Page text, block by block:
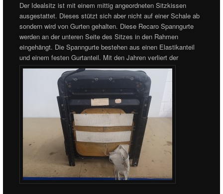
Der Idealsitz ist mit einem mittig angeordneten Sitzkissen
ausgestattet. Dieses stützt sich aber nicht auf einer Schale ab
sondern wird von Gurten gehalten. Diese Recaro Spanngurte
werden an der unteren Seite des Sitzes in den Rahmen
eingehängt. Die Spanngurte bestehen aus einen Elastikanteil
und einem festen Gurtanteil. Mit den Jahren verliert der